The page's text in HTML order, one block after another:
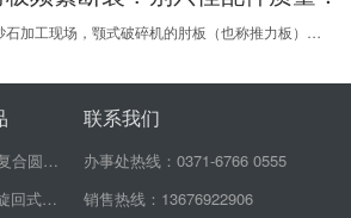
在矿山、砂石加工现场，颚式破碎机的肘板（也称推力板）频繁断裂，是让无数生产老板和机修师傅头疼的顽疾。刚换的新肘板没几天又裂了，配件费用心疼不说，设备一停机，整个生产线都得
PSG系列复合圆锥破碎机
PXH系列旋回式破碎机
联系我们
办事处热线：0371-6766 0555
销售热线：13676922906